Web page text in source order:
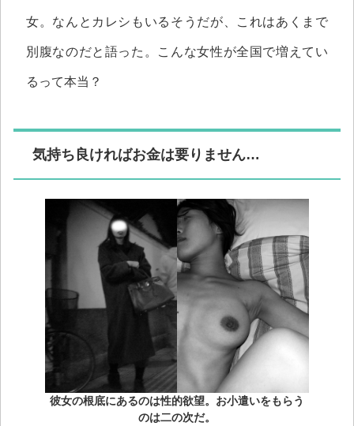
女。なんとカレシもいるそうだが、これはあくまで
別腹なのだと語った。こんな女性が全国で増えてい
るって本当？
気持ち良ければお金は要りません…
彼女の根底にあるのは性的欲望。お小遣いをもらう
のは二の次だ。